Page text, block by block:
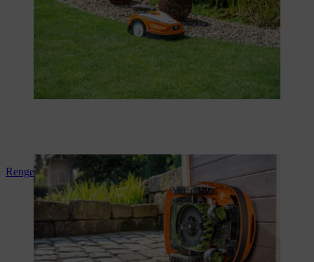
Rengøring af din robotplæneklipper